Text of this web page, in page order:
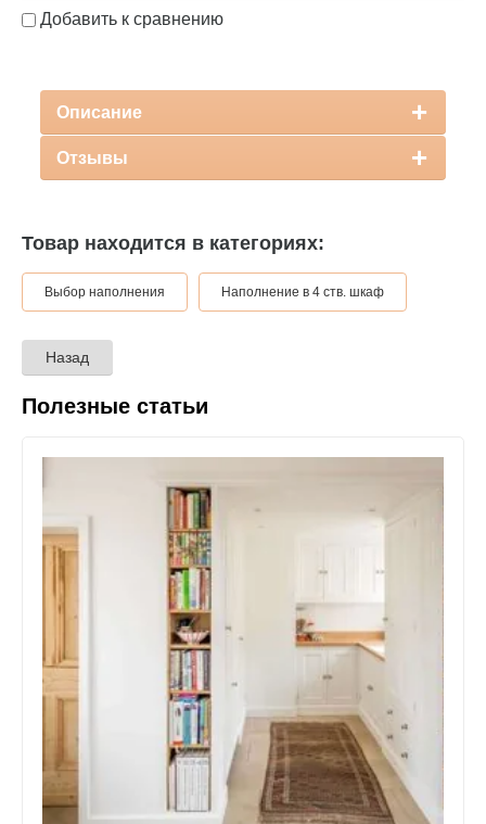
Добавить к сравнению
Описание
Отзывы
Товар находится в категориях:
Выбор наполнения Наполнение в 4 ств. шкаф
Назад
Полезные статьи